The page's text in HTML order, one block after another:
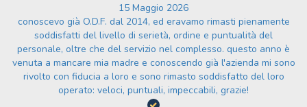
15 Maggio 2026
conoscevo già O.D.F. dal 2014, ed eravamo rimasti pienamente
soddisfatti del livello di serietà, ordine e puntualità del
personale, oltre che del servizio nel complesso. questo anno è
venuta a mancare mia madre e conoscendo già l'azienda mi sono
rivolto con fiducia a loro e sono rimasto soddisfatto del loro
operato: veloci, puntuali, impeccabili, grazie!